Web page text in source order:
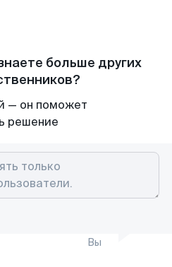
больше других
— он поможет
решение
Вы